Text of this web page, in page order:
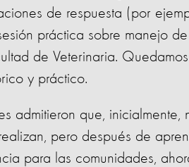
de respuesta (por
práctica sobre manejo
de Veterinaria.
y práctico.
admitieron que,
pero después de
para las comunidades,